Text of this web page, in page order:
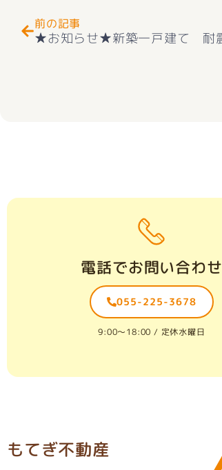
前の記事
電話でお問い合わせ
055-225-3678
9:00〜18:00 / 定休水曜日
もてぎ不動産